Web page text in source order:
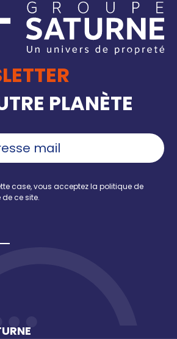
PLANÈTE
case, vous acceptez lapolitique de
de ce site.